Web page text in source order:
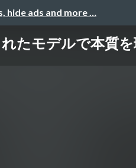
hide ads and more …
たモデルで本質